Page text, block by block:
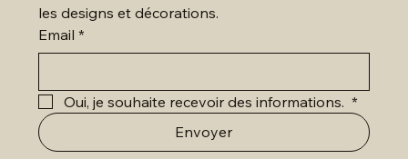
les designs et décorations.
Email *
Oui, je souhaite recevoir des informations. *
Envoyer